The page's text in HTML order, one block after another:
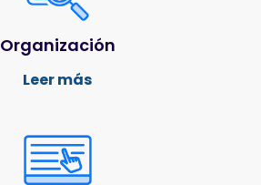
Organización
Leer más